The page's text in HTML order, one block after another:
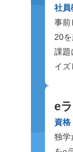
社員
事前
20
課題
イズ
e
資格
独学